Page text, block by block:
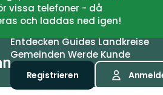
vissa telefoner - då
och laddas ned igen!
EntdeckenGuidesLandkreise
Gemeinden Werde Kunde
Registrieren